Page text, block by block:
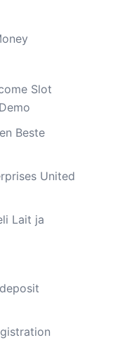
Slot
Beste
United
Lait ja